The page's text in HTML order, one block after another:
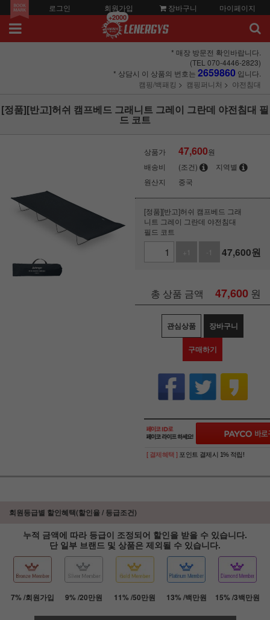
로그인 회원가입
+2000
장바구니 마이페이지
* 매장 방문전 확인바랍니다.
(TEL 070-4446-2823)
* 상담시 이 상품의 번호는 2659860 입니다.
캠핑/백패킹
캠핑퍼니처 야전침대
[정품][반고]허쉬 캠프베드 그래니트 그레이 그란데 야전침대 필
드 코트
상품가 47,600원
배송비
(조건)
지역별
원산지
중국
[정품][반고]허쉬 캠프베드 그래
니트 그레이 그란데 야전침대
필드 코트
+1
-1 47,600원
총 상품 금액 47,600 원
관심상품 장바구니
구매하기
[ 결제혜택 ] 포인트 결제시 1% 적립!
회원등급별 할인혜택(할인율 / 등급조건)
누적 금액에 따라 등급이 조정되어 할인을 받을 수 있습니다.
단 일부 브랜드 및 상품은 제외될 수 있습니다.
7% /회원가입 9% /20만원 11% /50만원 13% /백만원 15% /3백만원